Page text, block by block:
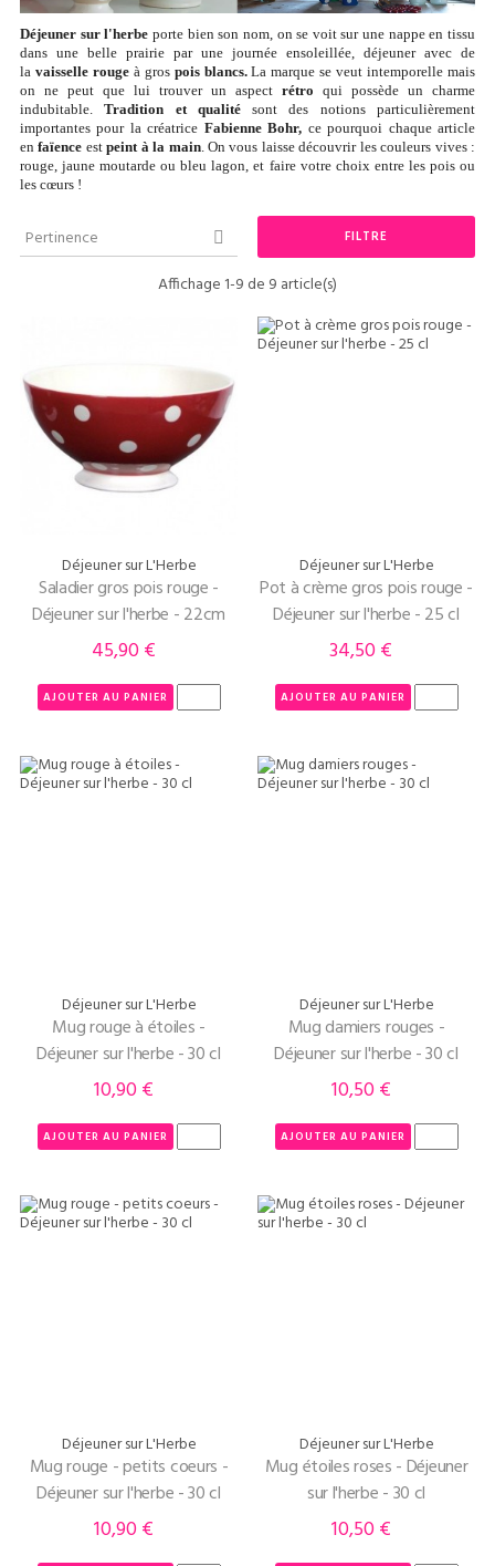
Déjeuner sur l'herbe porte bien son nom, on se voit sur une nappe en tissu
dans une belle prairie par une journée ensoleillée, déjeuner avec de
la vaisselle rouge à gros pois blancs.La marque se veut intemporelle mais
on ne peut que lui trouver un aspect rétro qui possède un charme
indubitable. Tradition et qualitésont des notions particulièrement
importantes pour la créatrice Fabienne Bohr, ce pourquoi chaque article
enfaïence estpeint à la main. On vous laisse découvrir les couleurs vives :
rouge, jaune moutarde ou bleu lagon, et faire votre choix entre les pois ou
les cœurs !
Pertinence  FILTRE
Affichage 1-9 de 9 article(s)
Déjeuner sur L'Herbe
Saladier gros pois rouge -
Déjeuner sur l'herbe - 22cm
Prix
45,90 €
AJOUTER AU PANIER
Déjeuner sur L'Herbe
Pot à crème gros pois rouge -
Déjeuner sur l'herbe - 25 cl
Prix
34,50 €
AJOUTER AU PANIER
Déjeuner sur L'Herbe
Mug rouge à étoiles -
Déjeuner sur l'herbe - 30 cl
Prix
10,90 €
AJOUTER AU PANIER
Déjeuner sur L'Herbe
Mug damiers rouges -
Déjeuner sur l'herbe - 30 cl
Prix
10,50 €
AJOUTER AU PANIER
Déjeuner sur L'Herbe
Mug rouge - petits coeurs -
Déjeuner sur l'herbe - 30 cl
Prix
10,90 €
Déjeuner sur L'Herbe
Mug étoiles roses - Déjeuner
sur l'herbe - 30 cl
Prix
10,50 €